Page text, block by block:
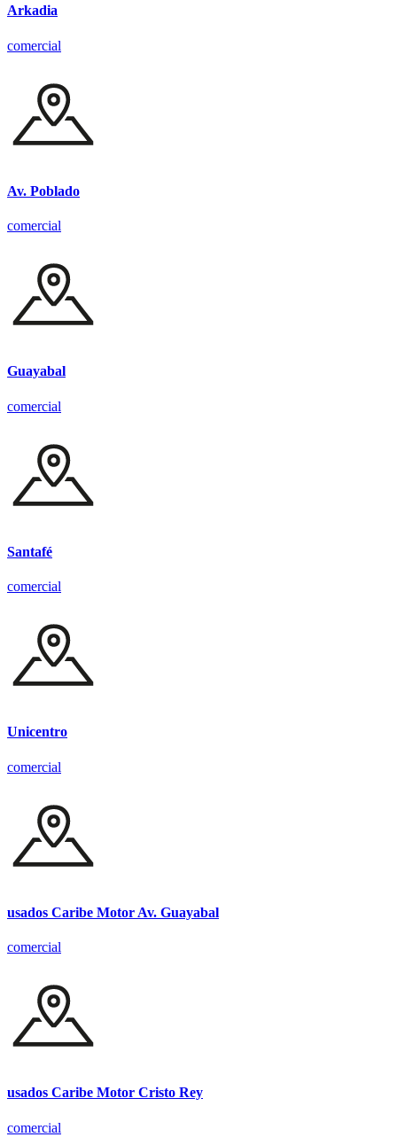
Arkadia
comercial
Av. Poblado
comercial
Guayabal
comercial
Santafé
comercial
Unicentro
comercial
usados Caribe Motor Av. Guayabal
comercial
usados Caribe Motor Cristo Rey
comercial